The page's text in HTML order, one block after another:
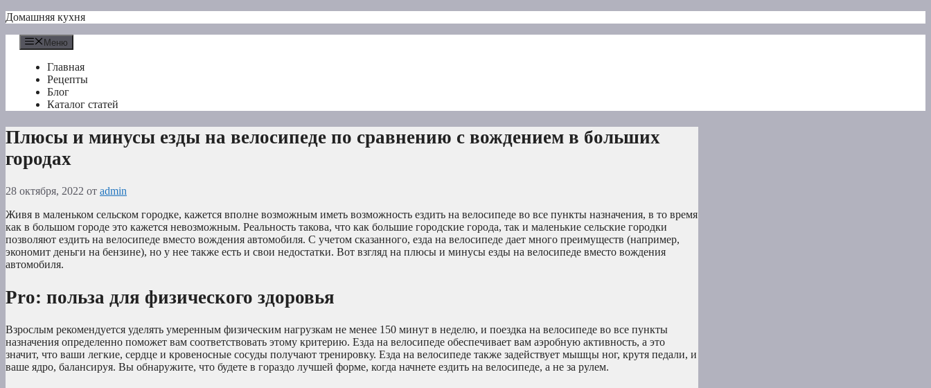
Перейти
содержимому
Домашняя кухня
Меню
Главная
Рецепты
Блог
Каталог статей
Плюсы и минусы езды на велосипеде по сравнению с вождением в больших
городах
28 октября, 2022 от admin
Живя в маленьком сельском городке, кажется вполне возможным иметь возможность ездить на велосипеде во все пункты назначения, в то время
как в большом городе это кажется невозможным. Реальность такова, что как большие городские города, так и маленькие сельские городки
позволяют ездить на велосипеде вместо вождения автомобиля. С учетом сказанного, езда на велосипеде дает много преимуществ (например,
экономит деньги на бензине), но у нее также есть и свои недостатки. Вот взгляд на плюсы и минусы езды на велосипеде вместо вождения
автомобиля.
Pro: польза для физического здоровья
Взрослым рекомендуется уделять умеренным физическим нагрузкам не менее 150 минут в неделю, и поездка на велосипеде во все пункты
назначения определенно поможет вам соответствовать этому критерию. Езда на велосипеде обеспечивает вам аэробную активность, а это
значит, что ваши легкие, сердце и кровеносные сосуды получают тренировку. Езда на велосипеде также задействует мышцы ног, крутя педали, и
ваше ядро, балансируя. Вы обнаружите, что будете в гораздо лучшей форме, когда начнете ездить на велосипеде, а не за рулем.